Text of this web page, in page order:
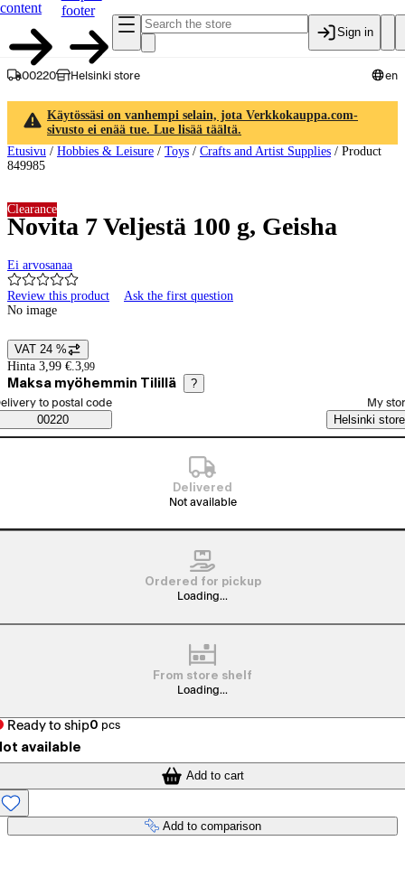
content
footer
Sign in
00220 Helsinki store en
Käytössäsi on vanhempi selain, jota Verkkokauppa.com-
sivusto ei enää tue. Lue lisää täältä.
Etusivu / Hobbies & Leisure / Toys / Crafts and Artist Supplies / Product
849985
Novita 7 Veljestä 100 g, Geisha
Ei arvosanaa
Review this product Ask the first question
Clearance
No image
Price details
VAT 24 %
Hinta 3,99 €. 3,99
Maksa myöhemmin Tilillä ?
Saatavuustiedot
order method
to postal code
00220
My
Helsinki store
Delivered
Not available
Ordered for pickup
Loading...
From store shelf
Loading...
Ready to ship0 pcs
available
Add to cart
Add to comparison